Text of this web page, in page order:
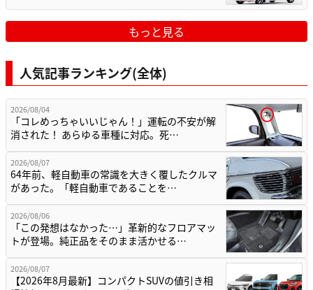
もっと見る
人気記事ランキング(全体)
2026/08/04
「コレめっちゃいいじゃん！」運転の不安が解
消された！ あらゆる車種に対応。死…
2026/08/07
64年前、軽自動車の常識を大きく覆したクルマ
があった。「軽自動車であることを…
2026/08/06
「この発想はなかった…」革新的なフロアマッ
トが登場。純正品をそのまま活かせる…
2026/08/07
【2026年8月最新】コンパクトSUVの値引き相